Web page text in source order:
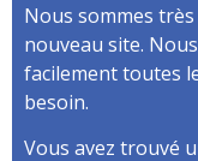
Nous sommes
nouveau site.
facilement toutes
besoin.
Vous avez trouvé